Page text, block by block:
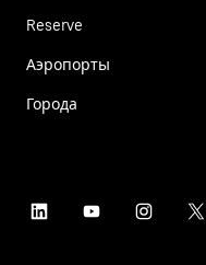
Reserve
Аэропорты
Города